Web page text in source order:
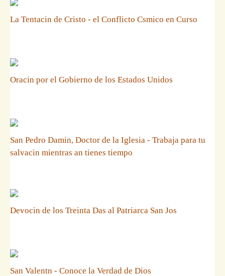
La Tentacin de Cristo - el Conflicto Csmico en Curso
Oracin por el Gobierno de los Estados Unidos
San Pedro Damin, Doctor de la Iglesia - Trabaja para tu
salvacin mientras an tienes tiempo
Devocin de los Treinta Das al Patriarca San Jos
San Valentn - Conoce la Verdad de Dios